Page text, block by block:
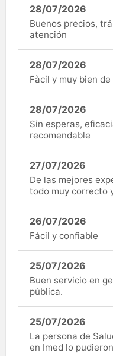
28/07/2026
Buenos precios,
atención
28/07/2026
Fàcil y muy bien
28/07/2026
Sin esperas,
recomendable
27/07/2026
De las mejores
todo muy correcto
26/07/2026
Fácil y confiable
25/07/2026
Buen servicio en
pública.
25/07/2026
La persona de
en Imed lo